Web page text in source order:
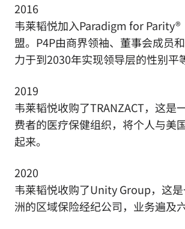
2016
韦莱韬悦加入Paradigm for Parity®
盟。P4P由商界领袖、董事会成员
力于到2030年实现领导层的性别平
2019
韦莱韬悦收购了TRANZACT，这是
费者的医疗保健组织，将个人与美
起来。
2020
韦莱韬悦收购了Unity Group，这
洲的区域保险经纪公司，业务遍及